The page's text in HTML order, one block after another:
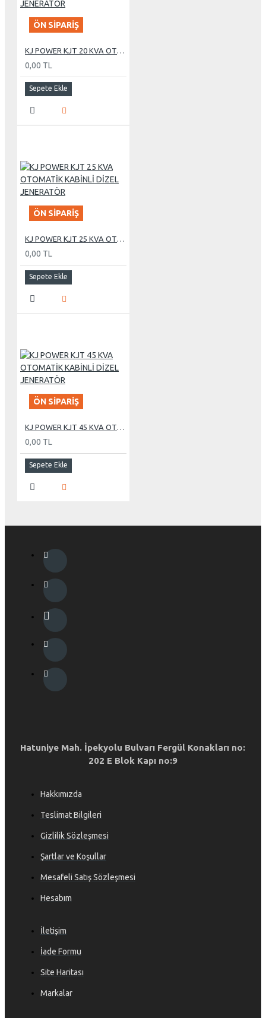
ÖN SIPARIŞ
KJ POWER KJT 20 KVA OTOMATİK KABİNLİ DİZEL JENERATÖR
0,00 TL
Sepete Ekle
ÖN SIPARIŞ
KJ POWER KJT 25 KVA OTOMATİK KABİNLİ DİZEL JENERATÖR
0,00 TL
Sepete Ekle
ÖN SIPARIŞ
KJ POWER KJT 45 KVA OTOMATİK KABİNLİ DİZEL JENERATÖR
0,00 TL
Sepete Ekle
Hatuniye Mah. İpekyolu Bulvarı Fergül Konakları no:
202 E Blok Kapı no:9
Hakkımızda
Teslimat Bilgileri
Gizlilik Sözleşmesi
Şartlar ve Koşullar
Mesafeli Satış Sözleşmesi
Hesabım
İletişim
İade Formu
Site Haritası
Markalar